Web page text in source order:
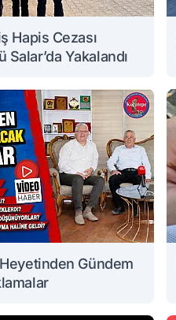
Hapis Cezası
Yakalandı
Gündem